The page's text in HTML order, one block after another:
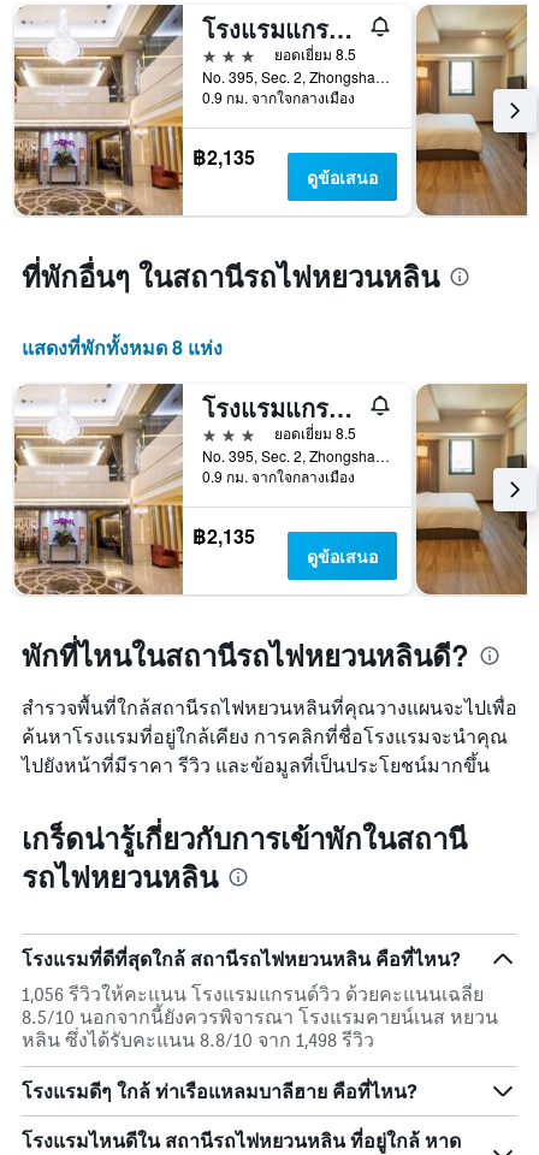
โรงแรมแกรนด์วิว
3 ดาว
ยอดเยี่ยม 8.5
No. 395, Sec. 2, Zhongshan Rd., เขตชนบทหยวนหลิน, ไต้หวัน
0.9 กม. จากใจกลางเมือง
฿2,135
ดูข้อเสนอ
ที่พักอื่นๆ ในสถานีรถไฟหยวนหลิน
แสดงที่พักทั้งหมด 8 แห่ง
โรงแรมแกรนด์วิว
3 ดาว
ยอดเยี่ยม 8.5
No. 395, Sec. 2, Zhongshan Rd., เขตชนบทหยวนหลิน, ไต้หวัน
0.9 กม. จากใจกลางเมือง
฿2,135
ดูข้อเสนอ
พักที่ไหนในสถานีรถไฟหยวนหลินดี?
สำรวจพื้นที่ใกล้สถานีรถไฟหยวนหลินที่คุณวางแผนจะไปเพื่อ
ค้นหาโรงแรมที่อยู่ใกล้เคียง การคลิกที่ชื่อโรงแรมจะนำคุณ
ไปยังหน้าที่มีราคา รีวิว และข้อมูลที่เป็นประโยชน์มากขึ้น
เกร็ดน่ารู้เกี่ยวกับการเข้าพักในสถานี
รถไฟหยวนหลิน
โรงแรมที่ดีที่สุดใกล้ สถานีรถไฟหยวนหลิน คือที่ไหน?
1,056 รีวิวให้คะแนน โรงแรมแกรนด์วิว ด้วยคะแนนเฉลี่ย
8.5/10 นอกจากนี้ยังควรพิจารณา โรงแรมคายน์เนส หยวน
หลิน ซึ่งได้รับคะแนน 8.8/10 จาก 1,498 รีวิว
โรงแรมดีๆ ใกล้ ท่าเรือแหลมบาลีฮาย คือที่ไหน?
โรงแรมไหนดีใน สถานีรถไฟหยวนหลิน ที่อยู่ใกล้ หาด